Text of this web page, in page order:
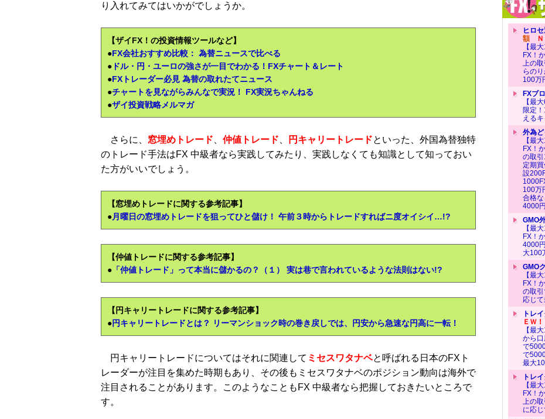
り入れてみてはいかがでしょうか。
【ザイFX！の投資情報ツールなど】
●FX会社おすすめ比較： 為替ニュースで比べる
● ドル・円・ユーロの強さが一目でわかる！FXチャート＆レート
●FXトレーダー必見 為替の取れたてニュース
●チャートを見ながらみんなで実況！ FX実況ちゃんねる
●ザイ投資戦略メルマガ
さらに、 窓埋めトレード 仲値トレード 円キャリートレードといった、外国為替独特
のトレード手法はFX 中級者なら実践してみたり、実践しなくても知識として知っておい
た方がいいでしょう。
【窓埋めトレードに関する参考記事】
●月曜日の窓埋めトレードを狙ってひと儲け！ 午前３時からトレードすればニ度オイシイ…!?
【仲値トレードに関する参考記事】
● 「仲値トレード」って本当に儲かるの？（１） 実は巷で言われているような法則はない!?
【円キャリートレードに関する参考記事】
●円キャリートレードとは？ リーマンショック時の巻き戻しでは、円安から急速な円高に一転！
円キャリートレードについてはそれに関連して ミセスワタナベと呼ばれる日本のFXト
レーダーが注目を集めた時期もあり、その後もミセスワタナベのポジション動向は海外で
注目されることがあります。このようなこともFX 中級者なら把握しておきたいところで
す。
ヒロ
額Ｎ
【最
FX！
上の
らの
100万
FXブ
【最
限定
える
外為ど
【最
FX！
の取
定期
設
100万
合格
4000円
GMO
【最
FX！
4000
大100
GMO
【最
FX！
の取
応じ
トレ
ＥＷ！
【最
から口
で
で
最大
トレ
【最
FX！
上の
に応